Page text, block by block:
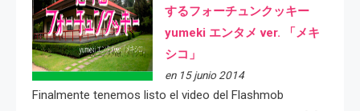
するフォーチュンクッキー
yumeki エンタメ ver. 「メキ
シコ」
en 15 junio 2014
Finalmente tenemos listo el video del Flashmob